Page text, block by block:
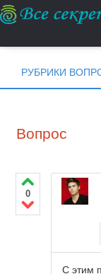
РУБРИКИ
Вопрос
0
С этим